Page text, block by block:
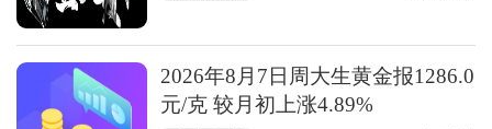
2026年8月7日周大生黄金报1286.0
元/克 较月初上涨4.89%